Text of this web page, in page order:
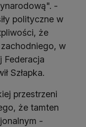
-
polityczne w
że
w
Federacja
Szłapka.
przestrzeni
że tamten
-